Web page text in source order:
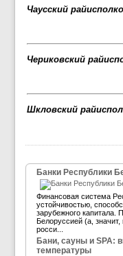
Чаусский
Чериковский
Шкловский
Банки Республики
Финансовая система
устойчивостью,
зарубежного капитала.
Белоруссией (а,
росси...
Бани, сауны и SPA:
температуры